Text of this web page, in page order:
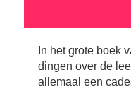
In het grote boek
dingen over de
allemaal een